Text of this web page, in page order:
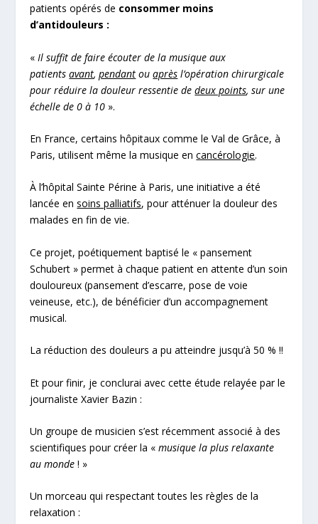
patients opérés de consommer moins
d’antidouleurs :
« Il suffit de faire écouter de la musique aux
patientsavant,pendant ouaprès l’opération chirurgicale
pour réduire la douleur ressentie dedeux points, sur une
échelle de 0 à 10 ».
En France, certains hôpitaux comme le Val de Grâce, à
Paris, utilisent même la musique encancérologie.
À l’hôpital Sainte Périne à Paris, une initiative a été
lancée ensoins palliatifs, pour atténuer la douleur des
malades en fin de vie.
Ce projet, poétiquement baptisé le « pansement
Schubert » permet à chaque patient en attente d’un soin
douloureux (pansement d’escarre, pose de voie
veineuse, etc.), de bénéficier d’un accompagnement
musical.
La réduction des douleurs a pu atteindre jusqu’à 50 % !!
Et pour finir, je conclurai avec cette étude relayée par le
journaliste Xavier Bazin :
Un groupe de musicien s’est récemment associé à des
scientifiques pour créer la «musique la plus relaxante
au monde ! »
Un morceau qui respectant toutes les règles de la
relaxation :